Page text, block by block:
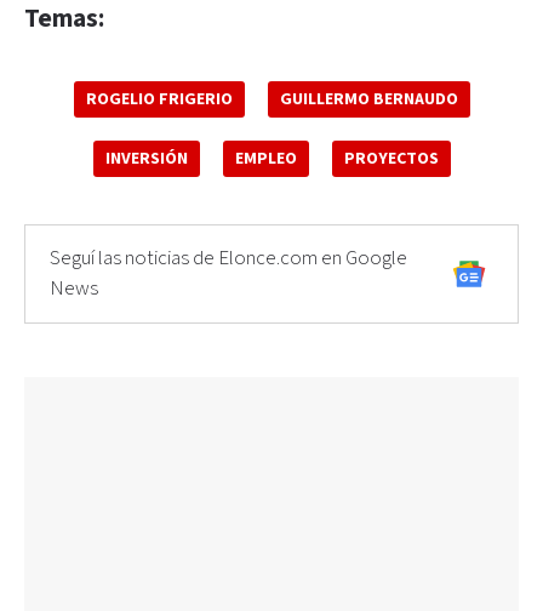
Temas:
ROGELIO FRIGERIO GUILLERMO BERNAUDO
INVERSIÓN EMPLEO PROYECTOS
Seguí las noticias de Elonce.com en Google
News